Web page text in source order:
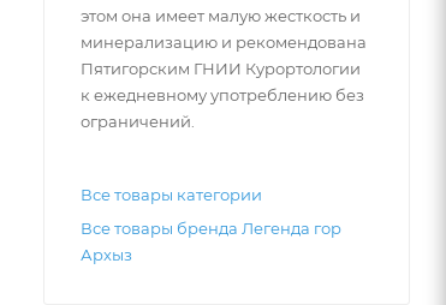
этом она имеет малую жесткость и
минерализацию и рекомендована
Пятигорским ГНИИ Курортологии
к ежедневному употреблению без
ограничений.
Все товары категории
Все товары бренда Легенда гор
Архыз